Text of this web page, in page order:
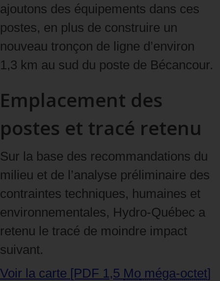
ajoutons des équipements dans ces
postes, en plus de construire un
nouveau tronçon de ligne d’environ
1,3 km au sud du poste de Bécancour.
Emplacement des
postes et tracé retenu
Sur la base des recommandations du
milieu et de l’analyse préliminaire des
contraintes techniques, humaines et
environnementales, Hydro‑Québec a
retenu le tracé de moindre impact
suivant.
Voir la carte [PDF 1,5 Mo méga‑octet]